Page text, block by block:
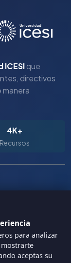
para analizar
aceptas su
ICESIque
directivos
4K+
Recursos
ICESI